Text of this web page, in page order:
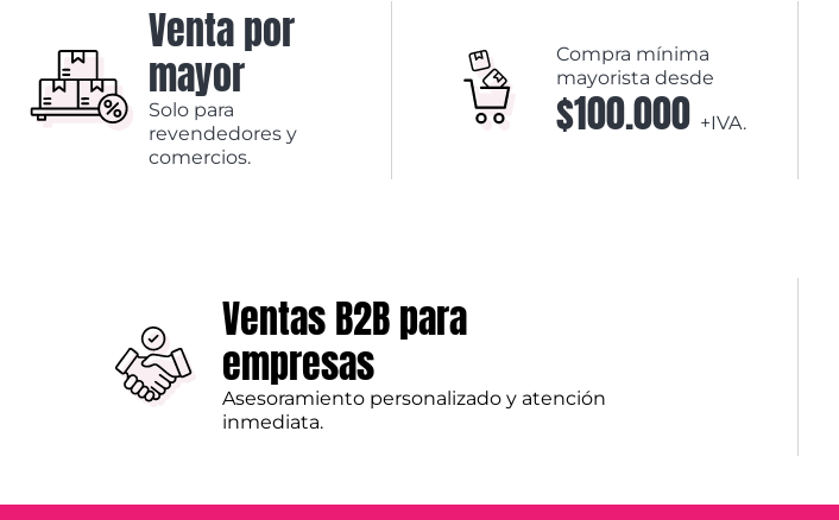
Venta por
mayor
Solo para
revendedores y
comercios.
Compra mínima
mayorista desde
$100.000 +IVA.
Ventas B2B para
empresas
Asesoramiento personalizado y atención
inmediata.